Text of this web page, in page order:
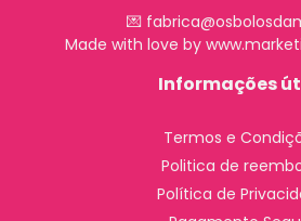
💌
Made with love by
Informações
Termos e
Politica de
Política de